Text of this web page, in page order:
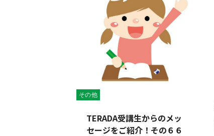
その他
TERADA受講生からのメッ
セージをご紹介！その６６